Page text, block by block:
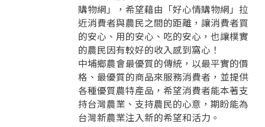
購物網」，希望藉由「好心情購物網」拉
近消費者與農民之間的距離，讓消費者買
的安心、用的安心、吃的安心，也讓樸實
的農民因有較好的收入感到窩心！
中埔鄉農會最優質的傳統，以最平實的價
格、最優質的商品來服務消費者，並提供
各種優質農特產品，希望消費者能本著支
持台灣農業、支持農民的心意，期盼能為
台灣新農業注入新的希望和活力。
要註冊嗎？
請加入LINE好友
請掃描或點擊 QR code
註冊完成
訊息
要申請新產品嗎？
要看申請秘笈嗎？